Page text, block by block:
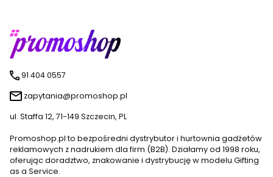
91 404 0557
zapytania@promoshop.pl
ul. Staffa 12, 71-149 Szczecin, PL
Promoshop.pl to bezpośredni dystrybutor i hurtownia gadżetów
reklamowych z nadrukiem dla firm (B2B). Działamy od 1998 roku,
oferując doradztwo, znakowanie i dystrybucję w modelu Gifting
as a Service.